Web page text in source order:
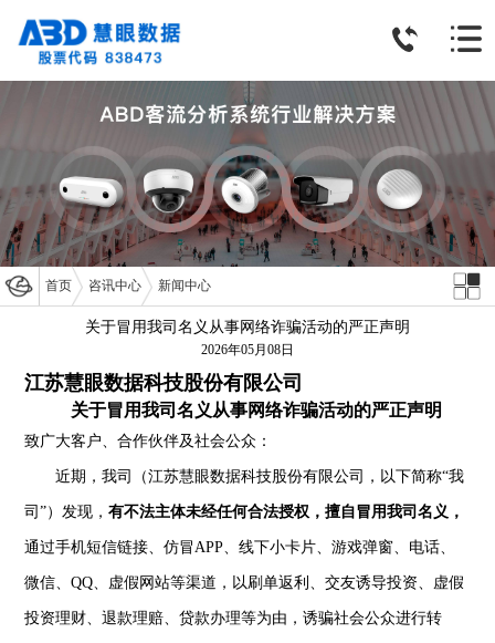
首页 咨讯中心 新闻中心
关于冒用我司名义从事网络诈骗活动的严正声明
2026年05月08日
江苏慧眼数据科技股份有限公司
关于冒用我司名义从事网络诈骗活动的严正声明
致广大客户、合作伙伴及社会公众：
近期，我司（江苏慧眼数据科技股份有限公司，以下简称“我
司”）发现，有不法主体未经任何合法授权，擅自冒用我司名义，
通过手机短信链接、仿冒APP、线下小卡片、游戏弹窗、电话、
微信、QQ、虚假网站等渠道，以刷单返利、交友诱导投资、虚假
投资理财、退款理赔、贷款办理等为由，诱骗社会公众进行转